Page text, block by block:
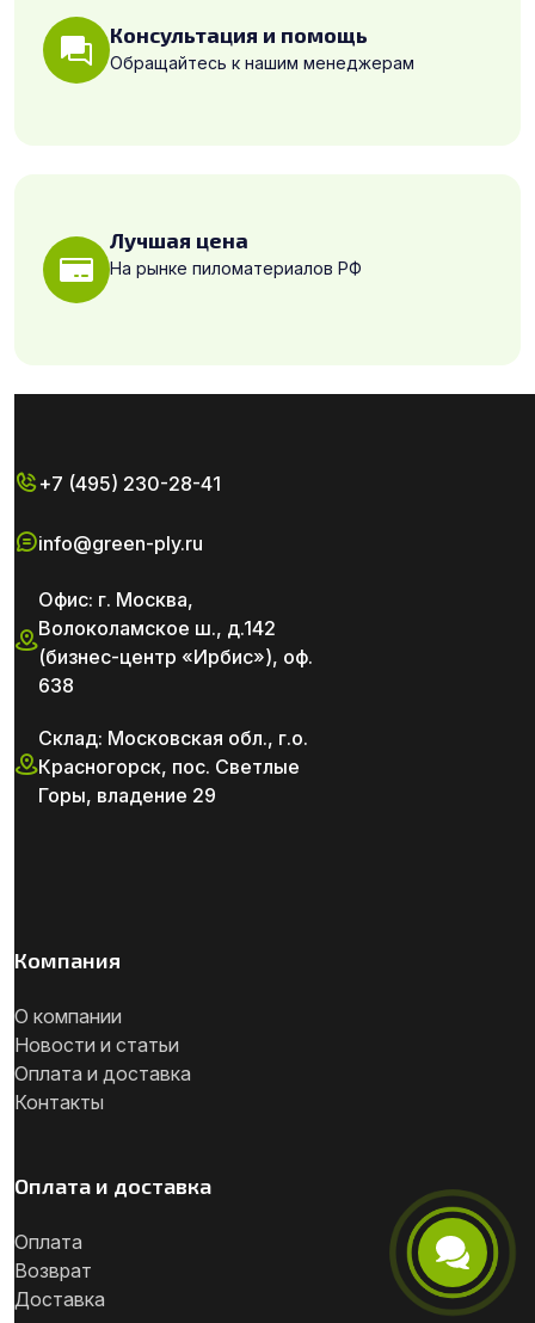
Консультация и помощь
Обращайтесь к нашим менеджерам
Лучшая цена
На рынке пиломатериалов РФ
+7 (495) 230-28-41
info@green-ply.ru
Офис: г. Москва,
Волоколамское ш., д.142
(бизнес-центр «Ирбис»), оф.
638
Склад: Московская обл., г.о.
Красногорск, пос. Светлые
Горы, владение 29
Компания
О компании
Новости и статьи
Оплата и доставка
Контакты
Оплата и доставка
Оплата
Возврат
Доставка